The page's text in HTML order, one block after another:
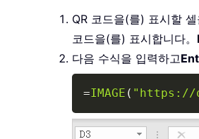
QR 코드을(를) 표시할
코드을(를) 표시합니다。
다음 수식을 입력하고
=IMAGE ( "https://